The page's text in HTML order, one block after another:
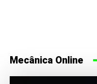
Mecânica Online